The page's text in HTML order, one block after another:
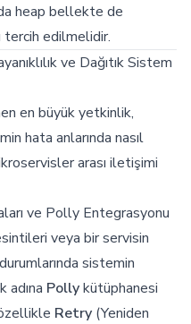
heap bellekte de
tercih edilmelidir.
ve Dağıtık Sistem
en büyük yetkinlik,
hata anlarında nasıl
arası iletişimi
ve Polly Entegrasyonu
veya bir servisin
sistemin
adına Pollykütüphanesi
Retry (Yeniden